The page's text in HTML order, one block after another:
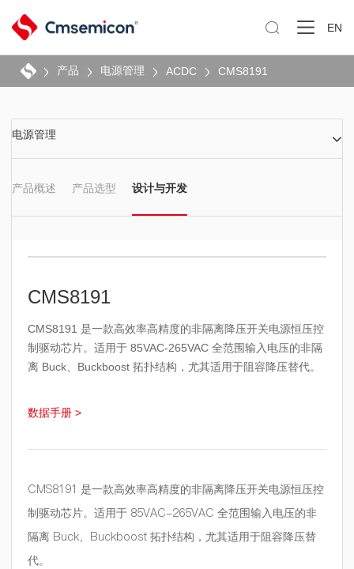
 EN
产品 电源管理 ACDC CMS8191
电源管理
产品概述 产品选型 设计与开发
CMS8191
CMS8191 是一款高效率高精度的非隔离降压开关电源恒压控
制驱动芯片。适用于 85VAC-265VAC 全范围输入电压的非隔
离 Buck、Buckboost 拓扑结构，尤其适用于阻容降压替代。
数据手册 >
CMS8191 是一款高效率高精度的非隔离降压开关电源恒压控
制驱动芯片。适用于 85VAC-265VAC 全范围输入电压的非
隔离 Buck、Buckboost 拓扑结构，尤其适用于阻容降压替
代。